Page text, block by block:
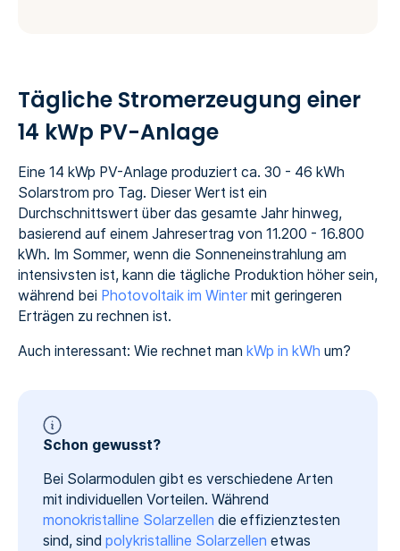
Tägliche Stromerzeugung einer
14 kWp PV-Anlage
Eine 14 kWp PV-Anlage produziert ca. 30 - 46 kWh
Solarstrom pro Tag. Dieser Wert ist ein
Durchschnittswert über das gesamte Jahr hinweg,
basierend auf einem Jahresertrag von 11.200 - 16.800
kWh. Im Sommer, wenn die Sonneneinstrahlung am
intensivsten ist, kann die tägliche Produktion höher sein,
während bei Photovoltaik im Wintermit geringeren
Erträgen zu rechnen ist.
Auch interessant: Wie rechnet man kWp in kWh um?
Schon gewusst?
Bei Solarmodulen gibt es verschiedene Arten
mit individuellen Vorteilen. Während
monokristalline Solarzellen die effizienztesten
sind, sind polykristalline Solarzellen etwas